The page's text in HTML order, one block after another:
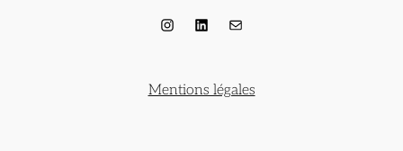
Instagram
LinkedIn
E-mail
Mentions légales